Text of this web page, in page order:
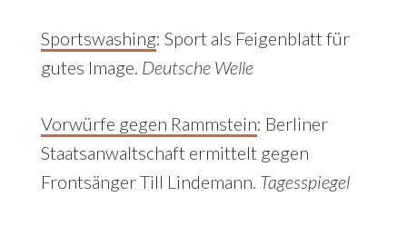
Sportswashing: Sport als Feigenblatt für
gutes Image. Deutsche Welle
Vorwürfe gegen Rammstein: Berliner
Staatsanwaltschaft ermittelt gegen
Frontsänger Till Lindemann. Tagesspiegel